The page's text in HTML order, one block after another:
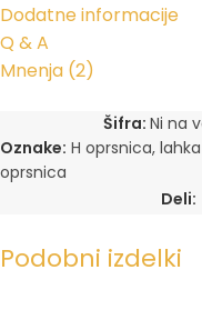
Dodatne informacije
Q & A
Mnenja (2)
Šifra: Ni na
Oznake: H oprsnica,
oprsnica
Deli:
Podobni izdelki